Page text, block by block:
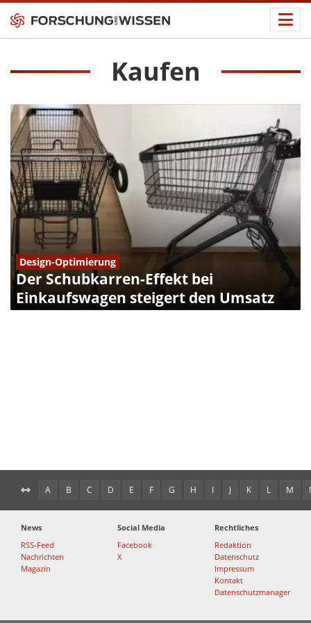
Kaufen
Design-Optimierung
Der Schubkarren-Effekt bei
Einkaufswagen steigert den Umsatz
A B C D E F G H I J K L M
News
RSS-Feed
Nachrichten
Magazin
Social Media
Facebook
X
Rechtliches
Redaktion
Datenschutz
Impressum
Kontakt
Datenschutzmanager